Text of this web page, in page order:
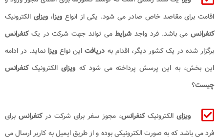
اقامت برای مقاصد خاص صادر می شود. یکی از انواع ویزا،ویزای الکترونیک
کنفرانس می باشد. فرد واجد شرایطمی تواند جهت شرکت در یککنفرانس
برگزار شده در یک کشور دیگر، اقدام به دریافت این نواع ویزا نماید. در ادامه
این بخش، به این پرسش پرداخته می شود که ویزای الکترونیککنفرانس
چیست؟
ویزای الکترونیککنفرانس، مجوز سفر برای شرکت درکنفرانس برای
فرد می باشد که به صورت الکترونیکی بوده و از طریق ایمیل به کاربر ارسال می